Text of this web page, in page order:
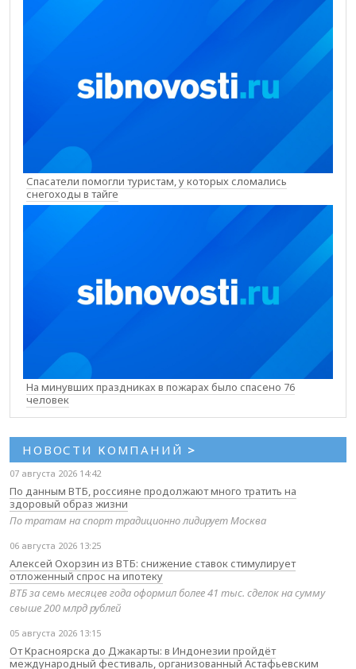
Спасатели помогли туристам, у которых сломались
снегоходы в тайге
На минувших праздниках в пожарах было спасено 76
человек
НОВОСТИ КОМПАНИЙ >
07 августа 2026 14:42
По данным ВТБ, россияне продолжают много тратить на
здоровый образ жизни
По тратам на спорт традиционно лидирует Москва
06 августа 2026 13:25
Алексей Охорзин из ВТБ: снижение ставок стимулирует
отложенный спрос на ипотеку
ВТБ за семь месяцев года оформил более 41 тыс. сделок на сумму
свыше 200 млрд рублей
05 августа 2026 13:15
От Красноярска до Джакарты: в Индонезии пройдёт
международный фестиваль, организованный Астафьевским